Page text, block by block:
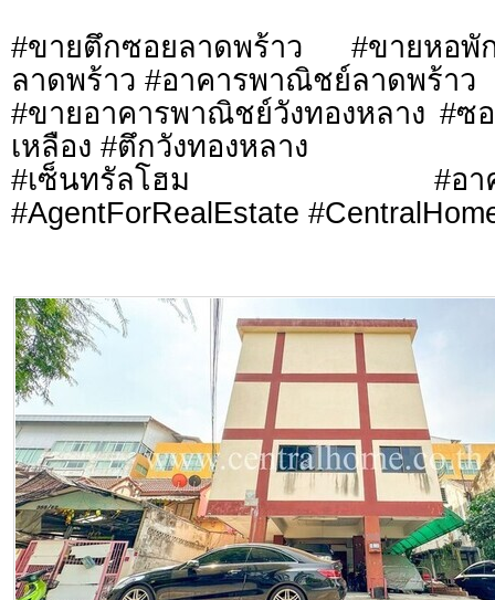
#ขายตึกซอยลาดพร้าว #ขายหอ
ลาดพร้าว #อาคารพาณิชย์ลาดพร้าว
#ขายอาคารพาณิชย์วังทองหลาง #ซ
เหลือง #ตึกวังทองหลาง
#เซ็นทรัลโฮม #อาคารพ
#AgentForRealEstate